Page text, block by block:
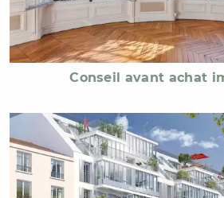
Conseil avant achat